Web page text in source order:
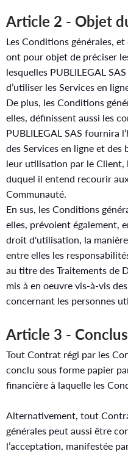
Article 2 - Objet
Les Conditions générales,
ont pour objet de préciser
lesquelles PUBLILEGAL
d’utiliser les Services en
De plus, les Conditions
elles, définissent aussi les
PUBLILEGAL SAS fournira
des Services en ligne et des
leur utilisation par le Client,
duquel il entend recourir
Communauté.
En sus, les Conditions
elles, prévoient également,
droit d'utilisation, la
entre elles les
au titre des Traitements de
mis à en oeuvre vis-à-vis
concernant les personnes
Article 3 -
Tout Contrat régi par les
conclu sous forme papier
financière à laquelle les
Alternativement, tout
générales peut aussi être
l’acceptation, manifestée